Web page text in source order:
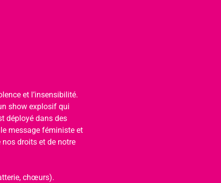
et l’insensibilité.
show explosif qui
déployé dans des
message féministe et
droits et de notre
chœurs).